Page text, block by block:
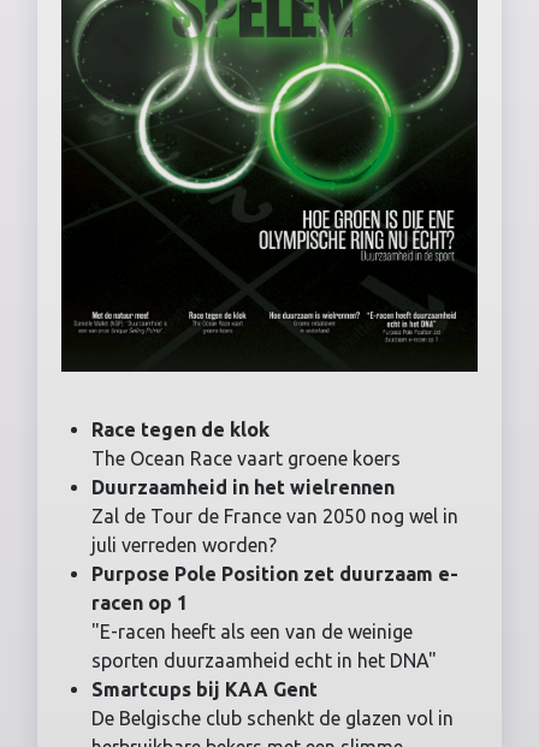
Race tegen de klok
The Ocean Race vaart groene koers
Duurzaamheid in het wielrennen
Zal de Tour de France van 2050 nog wel in
juli verreden worden?
Purpose Pole Position zet duurzaam e-
racen op 1
"E-racen heeft als een van de weinige
sporten duurzaamheid echt in het DNA"
Smartcups bij KAA Gent
De Belgische club schenkt de glazen vol in